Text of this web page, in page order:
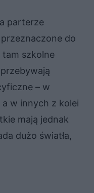
parterze
do
tam szkolne
– w
a w innych z kolei
mają jednak
dużo światła,